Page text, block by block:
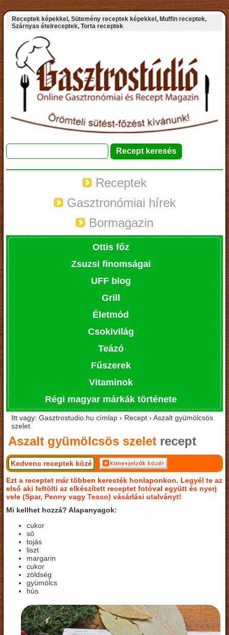
Receptek képekkel, Sütemény receptek képekkel, Muffin receptek,
Szárnyas ételreceptek, Torta receptek
Receptek
Gasztronómiai hírek
Bormagazin
Ottis főz
Zsuzsi finomságai
UFF blog
Grill
Életmód
Csokivilág
Teázó
Fűszerek
Vitaminok
Régi magyar márkák története
Itt vagy: Gasztrostudio.hu címlap › Recept › Aszalt gyümölcsös
szelet
Aszalt gyümölcsös szelet recept
Kedvenc receptek közé
Ezt a receptet már többen keresték honlaponkon. Legyél te az
első aki feltölti az elkészített receptet fotóval együtt és nyerj
vele (Spar, Penny vagy Tesco) vásárlási utalványt!
Mi kellhet hozzá? Alapanyagok:
cukor
só
tojás
liszt
margarin
cukor
zöldség
gyümölcs
hús